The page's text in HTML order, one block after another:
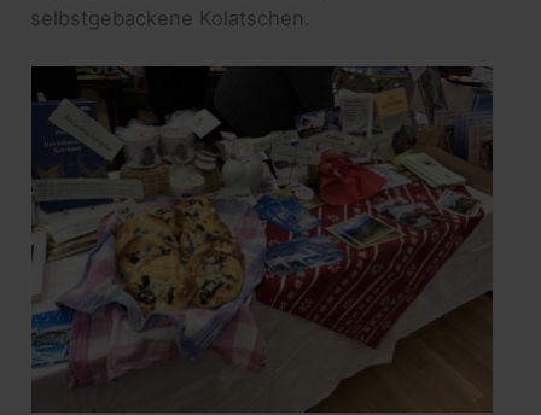
selbstgebackene Kolatschen.